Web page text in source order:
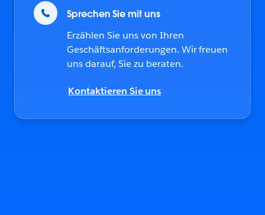
Sprechen Sie mit uns
Erzählen Sie uns von Ihren
Geschäftsanforderungen. Wir freuen
uns darauf, Sie zu beraten.
Kontaktieren Sie uns